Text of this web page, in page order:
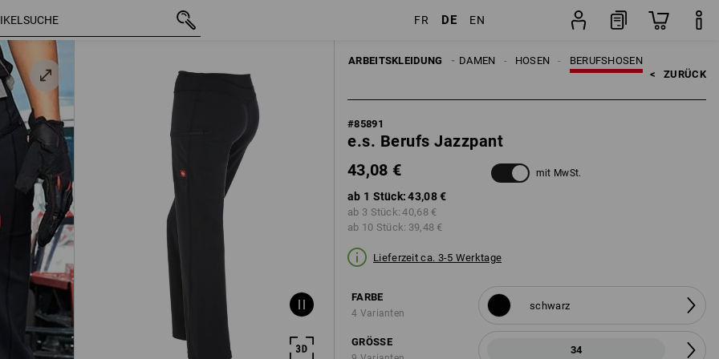
FR DE EN
ARBEITSKLEIDUNG BERUFSHOSEN
HOSEN
DAMEN
< ZURÜCK
#85891
e.s. Berufs Jazzpant
43,08 €
mit MwSt.
ab 1 Stück: 43,08 €
ab 3 Stück: 40,68 €
ab 10 Stück: 39,48 €
Lieferzeit ca. 3-5 Werktage
FARBE
4 Varianten
schwarz
GRÖSSE
34
34 43,08 €